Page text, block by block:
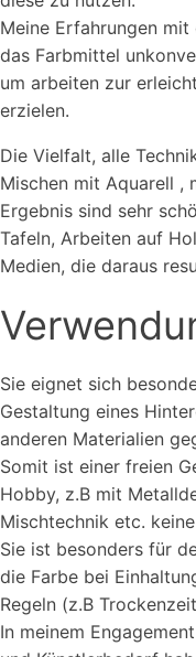
Meine Erfahrungen
das Farbmittel
um arbeiten zur
erzielen.
Die Vielfalt, alle
Mischen mit Aquarell ,
Ergebnis sind sehr
Tafeln, Arbeiten auf
Medien, die daraus
Sie eignet sich
Gestaltung eines
anderen Materialien
Somit ist einer freien
Hobby, z.B mit
Mischtechnik etc.
Sie ist besonders für
die Farbe bei
Regeln (z.B
In meinem